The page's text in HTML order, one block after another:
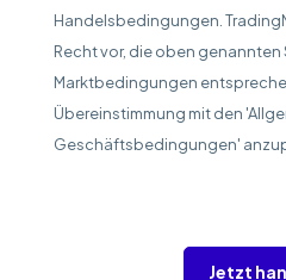
Handelsbedingungen.
Recht vor, die oben genannten
Marktbedingungen
Übereinstimmung mit den
Geschäftsbedingungen'
Jetzt